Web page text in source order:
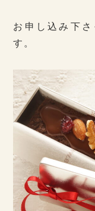
お申し込み下
す。